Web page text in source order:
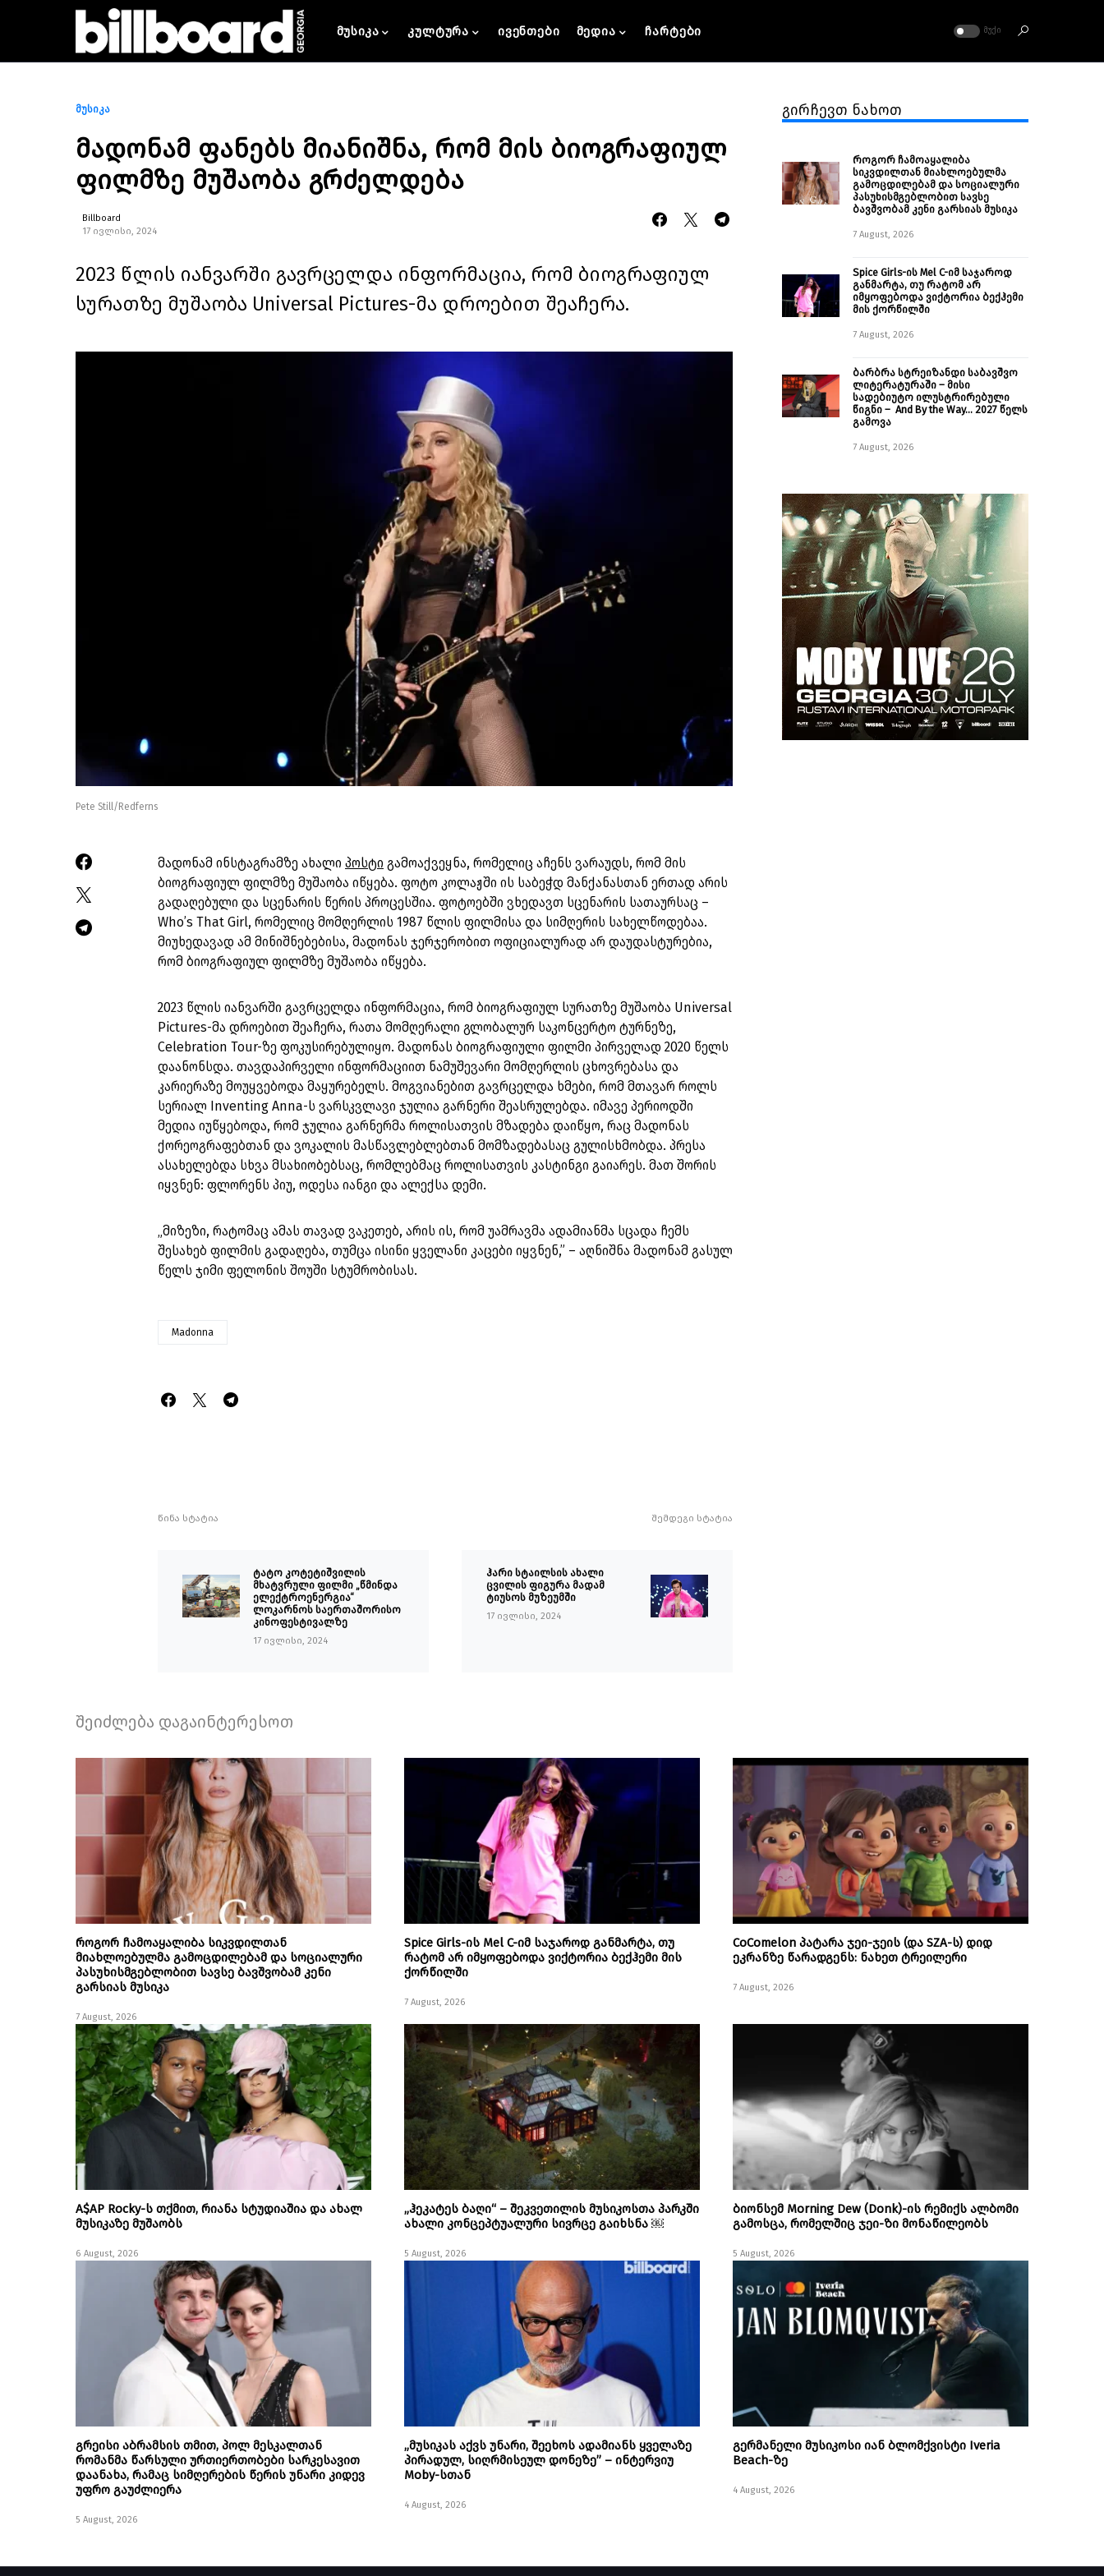
მუსიკა კულტურა ივენთები მედია ჩარტები ᲛᲣᲥᲘ
მუსიკა
მადონამ ფანებს მიანიშნა, რომ მის ბიოგრაფიულ
ფილმზე მუშაობა გრძელდება
Billboard
17 ივლისი, 2024
2023 წლის იანვარში გავრცელდა ინფორმაცია, რომ ბიოგრაფიულ
სურათზე მუშაობა Universal Pictures-მა დროებით შეაჩერა.
Pete Still/Redferns
მადონამ ინსტაგრამზე ახალი პოსტი გამოაქვეყნა, რომელიც აჩენს ვარაუდს, რომ მის
ბიოგრაფიულ ფილმზე მუშაობა იწყება. ფოტო კოლაჟში ის საბეჭდ მანქანასთან ერთად არის
გადაღებული და სცენარის წერის პროცესშია. ფოტოებში ვხედავთ სცენარის სათაურსაც –
Who’s That Girl, რომელიც მომღერლის 1987 წლის ფილმისა და სიმღერის სახელწოდებაა.
მიუხედავად ამ მინიშნებებისა, მადონას ჯერჯერობით ოფიციალურად არ დაუდასტურებია,
რომ ბიოგრაფიულ ფილმზე მუშაობა იწყება.
2023 წლის იანვარში გავრცელდა ინფორმაცია, რომ ბიოგრაფიულ სურათზე მუშაობა Universal
Pictures-მა დროებით შეაჩერა, რათა მომღერალი გლობალურ საკონცერტო ტურნეზე,
Celebration Tour-ზე ფოკუსირებულიყო. მადონას ბიოგრაფიული ფილმი პირველად 2020 წელს
დაანონსდა. თავდაპირველი ინფორმაციით ნამუშევარი მომღერლის ცხოვრებასა და
კარიერაზე მოუყვებოდა მაყურებელს. მოგვიანებით გავრცელდა ხმები, რომ მთავარ როლს
სერიალ Inventing Anna-ს ვარსკვლავი ჯულია გარნერი შეასრულებდა. იმავე პერიოდში
მედია იუწყებოდა, რომ ჯულია გარნერმა როლისათვის მზადება დაიწყო, რაც მადონას
ქორეოგრაფებთან და ვოკალის მასწავლებლებთან მომზადებასაც გულისხმობდა. პრესა
ასახელებდა სხვა მსახიობებსაც, რომლებმაც როლისათვის კასტინგი გაიარეს. მათ შორის
იყვნენ: ფლორენს პიუ, ოდესა იანგი და ალექსა დემი.
„მიზეზი, რატომაც ამას თავად ვაკეთებ, არის ის, რომ უამრავმა ადამიანმა სცადა ჩემს
შესახებ ფილმის გადაღება, თუმცა ისინი ყველანი კაცები იყვნენ,” – აღნიშნა მადონამ გასულ
წელს ჯიმი ფელონის შოუში სტუმრობისას.
Madonna
წინა სტატია
ტატო კოტეტიშვილის
მხატვრული ფილმი „წმინდა
ელექტროენერგია“
ლოკარნოს საერთაშორისო
კინოფესტივალზე
17 ივლისი, 2024
შემდეგი სტატია
ჰარი სტაილსის ახალი
ცვილის ფიგურა მადამ
ტიუსოს მუზეუმში
17 ივლისი, 2024
გირჩევთ ნახოთ
როგორ ჩამოაყალიბა
სიკვდილთან მიახლოებულმა
გამოცდილებამ და სოციალური
პასუხისმგებლობით სავსე
ბავშვობამ კენი გარსიას მუსიკა
7 August, 2026
Spice Girls-ის Mel C-იმ საჯაროდ
განმარტა, თუ რატომ არ
იმყოფებოდა ვიქტორია ბექჰემი
მის ქორწილში
7 August, 2026
ბარბრა სტრეიზანდი საბავშვო
ლიტერატურაში – მისი
სადებიუტო ილუსტრირებული
წიგნი – And By the Way… 2027 წელს
გამოვა
7 August, 2026
შეიძლება დაგაინტერესოთ
როგორ ჩამოაყალიბა სიკვდილთან
მიახლოებულმა გამოცდილებამ და სოციალური
პასუხისმგებლობით სავსე ბავშვობამ კენი
გარსიას მუსიკა
7 August, 2026
Spice Girls-ის Mel C-იმ საჯაროდ განმარტა, თუ
რატომ არ იმყოფებოდა ვიქტორია ბექჰემი მის
ქორწილში
7 August, 2026
CoComelon პატარა ჯეი-ჯეის (და SZA-ს) დიდ
ეკრანზე წარადგენს: ნახეთ ტრეილერი
7 August, 2026
A$AP Rocky-ს თქმით, რიანა სტუდიაშია და ახალ
მუსიკაზე მუშაობს
6 August, 2026
„ჰეკატეს ბაღი“ – შეკვეთილის მუსიკოსთა პარკში
ახალი კონცეპტუალური სივრცე გაიხსნა ￼
5 August, 2026
ბიონსემ Morning Dew (Donk)-ის რემიქს ალბომი
გამოსცა, რომელშიც ჯეი-ზი მონაწილეობს
5 August, 2026
გრეისი აბრამსის თმით, პოლ მესკალთან
რომანმა წარსული ურთიერთობები სარკესავით
დაანახა, რამაც სიმღერების წერის უნარი კიდევ
უფრო გაუძლიერა
5 August, 2026
„მუსიკას აქვს უნარი, შეეხოს ადამიანს ყველაზე
პირადულ, სიღრმისეულ დონეზე” – ინტერვიუ
Moby-სთან
4 August, 2026
გერმანელი მუსიკოსი იან ბლომქვისტი Iveria
Beach-ზე
4 August, 2026